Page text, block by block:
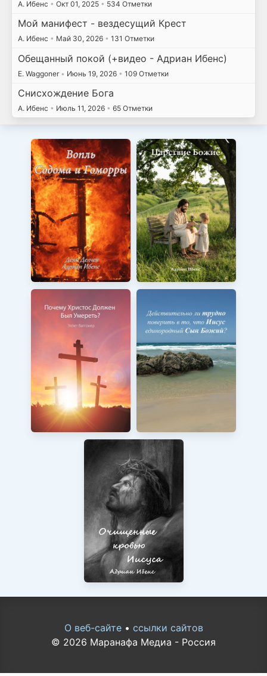
А. Ибенс • Окт 01, 2025 • 534 Отметки
Мой манифест - вездесущий Крест
А. Ибенс • Май 30, 2026 • 131 Отметки
Обещанный покой (+видео - Адриан Ибенс)
E. Waggoner • Июнь 19, 2026 • 109 Отметки
Снисхождение Бога
А. Ибенс • Июль 11, 2026 • 65 Отметки
О веб-сайте• ссылки сайтов
© 2026 Маранафа Медиа - Россия